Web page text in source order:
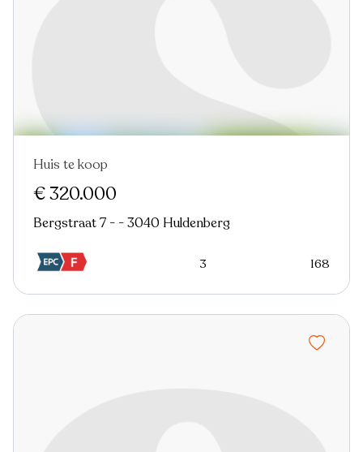
Huis te koop
€ 320.000
Bergstraat 7 - - 3040 Huldenberg
3 168